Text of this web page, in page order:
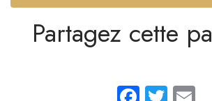
Partagez cette